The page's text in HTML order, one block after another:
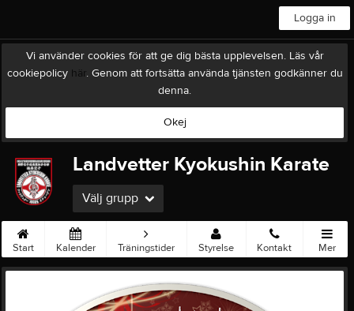
Logga in
Vi använder cookies för att ge dig bästa upplevelsen. Läs vår
cookiepolicy här. Genom att fortsätta använda tjänsten godkänner du
denna.
Okej
Landvetter Kyokushin Karate
Välj grupp
Start Kalender Träningstider Styrelse Kontakt Mer